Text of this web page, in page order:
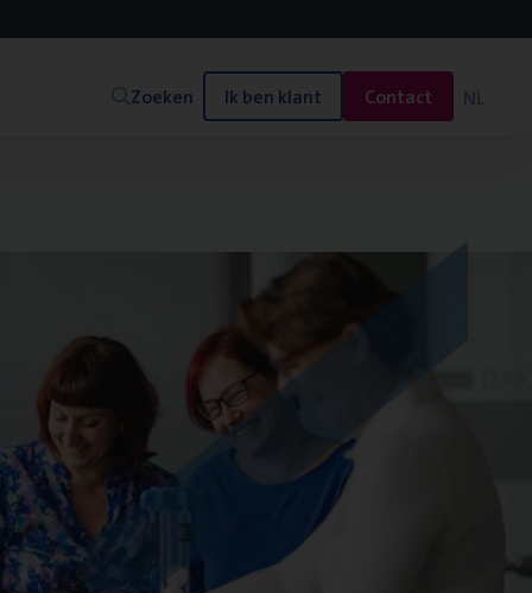
Zoeken Ik ben klant Contact NL